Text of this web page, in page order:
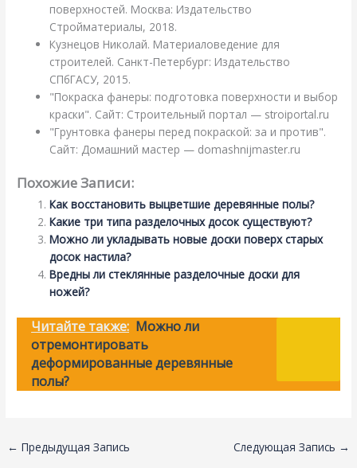
поверхностей. Москва: Издательство
Стройматериалы, 2018.
Кузнецов Николай. Материаловедение для
строителей. Санкт-Петербург: Издательство
СПбГАСУ, 2015.
"Покраска фанеры: подготовка поверхности и выбор
краски". Сайт: Строительный портал — stroiportal.ru
"Грунтовка фанеры перед покраской: за и против".
Сайт: Домашний мастер — domashnijmaster.ru
Похожие Записи:
Как восстановить выцветшие деревянные полы?
Какие три типа разделочных досок существуют?
Можно ли укладывать новые доски поверх старых
досок настила?
Вредны ли стеклянные разделочные доски для
ножей?
Читайте также: Можно ли
отремонтировать
деформированные деревянные
полы?
← Предыдущая Запись Следующая Запись →